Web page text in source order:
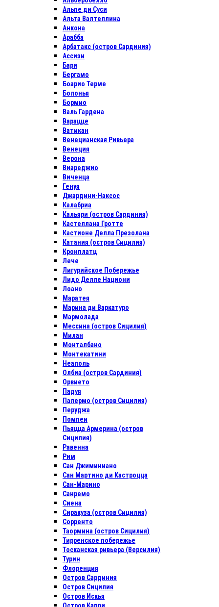
Альпе ди Суси
Альта Валтеллина
Анкона
Арабба
Арбатакс (остров Сардиния)
Ассизи
Бари
Бергамо
Боарио Терме
Болонья
Бормио
Валь Гардена
Варацце
Ватикан
Венецианская Ривьера
Венеция
Верона
Виареджио
Виченца
Генуя
Джардини-Наксос
Калабриа
Кальяри (остров Сардиния)
Кастеллана Гротте
Кастионе Делла Презолана
Катания (остров Сицилия)
Кронплатц
Лече
Лигурийское Побережье
Лидо Делле Национи
Лоано
Маратея
Марина ди Варкатуро
Мармолада
Мессина (остров Сицилия)
Милан
Монталбано
Монтекатини
Неаполь
Олбиа (остров Сардиния)
Орвието
Падуя
Палермо (остров Сицилия)
Перуджа
Помпеи
Пьяцца Армерина (остров
Сицилия)
Равенна
Рим
Сан Джиминиано
Сан Мартино ди Кастроцца
Сан-Марино
Санремо
Сиена
Сиракуза (остров Сицилия)
Сорренто
Таормина (остров Сицилия)
Тирренское побережье
Тосканская ривьера (Версилия)
Турин
Флоренция
Остров Сардиния
Остров Сицилия
Остров Искья